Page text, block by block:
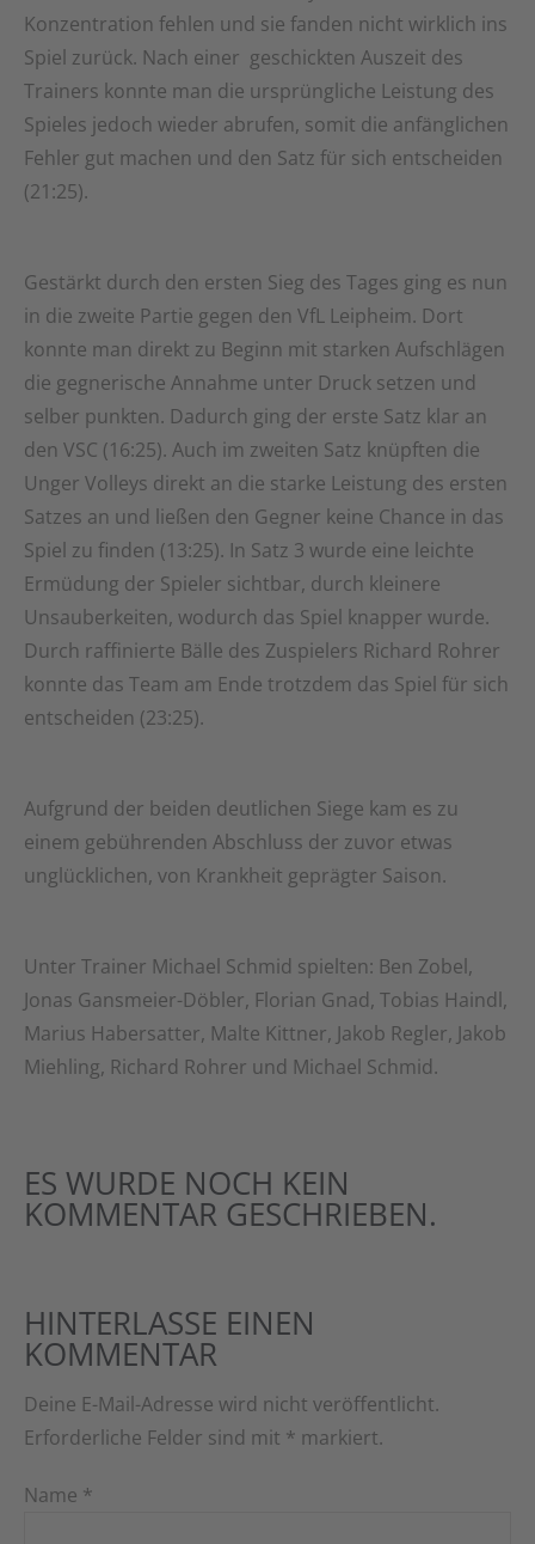
Konzentration fehlen und sie fanden nicht wirklich ins
Spiel zurück. Nach einer geschickten Auszeit des
Trainers konnte man die ursprüngliche Leistung des
Spieles jedoch wieder abrufen, somit die anfänglichen
Fehler gut machen und den Satz für sich entscheiden
(21:25).
Gestärkt durch den ersten Sieg des Tages ging es nun
in die zweite Partie gegen den VfL Leipheim. Dort
konnte man direkt zu Beginn mit starken Aufschlägen
die gegnerische Annahme unter Druck setzen und
selber punkten. Dadurch ging der erste Satz klar an
den VSC (16:25). Auch im zweiten Satz knüpften die
Unger Volleys direkt an die starke Leistung des ersten
Satzes an und ließen den Gegner keine Chance in das
Spiel zu finden (13:25). In Satz 3 wurde eine leichte
Ermüdung der Spieler sichtbar, durch kleinere
Unsauberkeiten, wodurch das Spiel knapper wurde.
Durch raffinierte Bälle des Zuspielers Richard Rohrer
konnte das Team am Ende trotzdem das Spiel für sich
entscheiden (23:25).
Aufgrund der beiden deutlichen Siege kam es zu
einem gebührenden Abschluss der zuvor etwas
unglücklichen, von Krankheit geprägter Saison.
Unter Trainer Michael Schmid spielten: Ben Zobel,
Jonas Gansmeier-Döbler, Florian Gnad, Tobias Haindl,
Marius Habersatter, Malte Kittner, Jakob Regler, Jakob
Miehling, Richard Rohrer und Michael Schmid.
ES WURDE NOCH KEIN
KOMMENTAR GESCHRIEBEN.
HINTERLASSE EINEN
KOMMENTAR
Deine E-Mail-Adresse wird nicht veröffentlicht.
Erforderliche Felder sind mit * markiert.
Name *